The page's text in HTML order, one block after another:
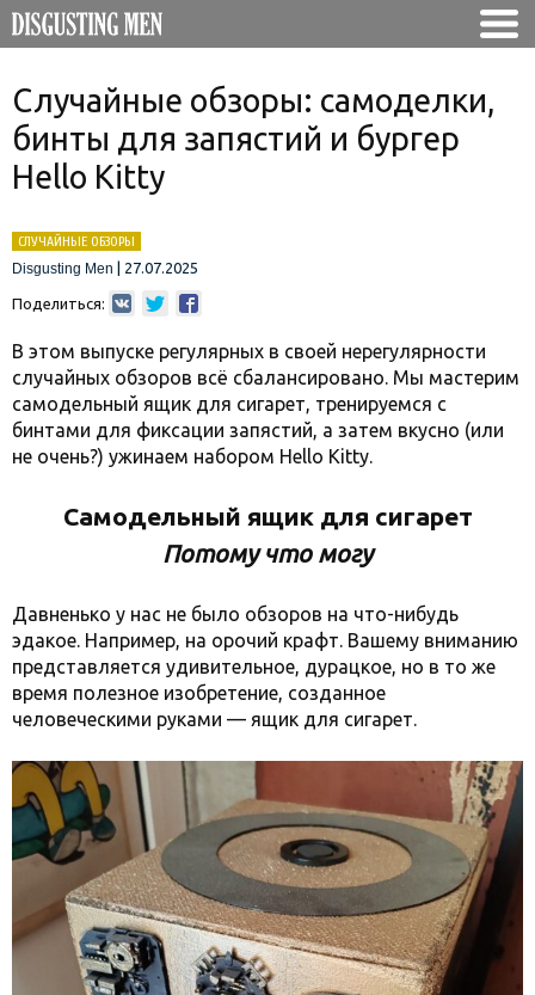
Случайные обзоры: самоделки,
бинты для запястий и бургер
Hello Kitty
СЛУЧАЙНЫЕ ОБЗОРЫ
Disgusting Men
27.07.2025
Поделиться:
В этом выпуске регулярных в своей нерегулярности
случайных обзоров всё сбалансировано. Мы мастерим
самодельный ящик для сигарет, тренируемся с
бинтами для фиксации запястий, а затем вкусно (или
не очень?) ужинаем набором Hello Kitty.
Самодельный ящик для сигарет
Потому что могу
Давненько у нас не было обзоров на что-нибудь
эдакое. Например, на орочий крафт. Вашему вниманию
представляется удивительное, дурацкое, но в то же
время полезное изобретение, созданное
человеческими руками — ящик для сигарет.